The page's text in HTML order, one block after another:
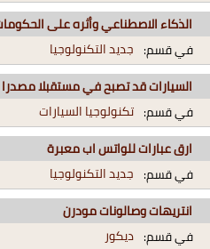
الذكاء الاصطناعي وأثره على
في قسم: جديد التكنولوجيا
السيارات قد تصبح في مستقبلا مصدرا
في قسم: تكنولوجيا السيارات
ارق عبارات للواتس اب معبرة
في قسم: جديد التكنولوجيا
انتريهات وصالونات مودرن
في قسم: ديكور